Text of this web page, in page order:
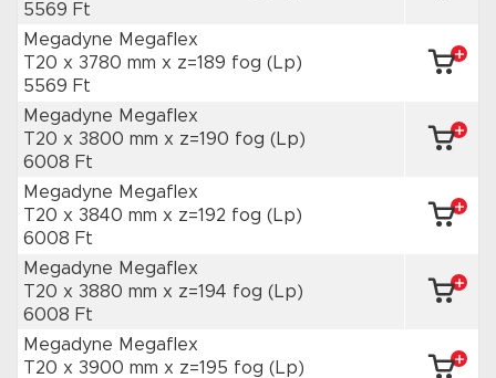
5569 Ft
Megadyne Megaflex
T20 x 3780 mm x z=189 fog (Lp)
5569 Ft
Megadyne Megaflex
T20 x 3800 mm x z=190 fog (Lp)
6008 Ft
Megadyne Megaflex
T20 x 3840 mm x z=192 fog (Lp)
6008 Ft
Megadyne Megaflex
T20 x 3880 mm x z=194 fog (Lp)
6008 Ft
Megadyne Megaflex
T20 x 3900 mm x z=195 fog (Lp)